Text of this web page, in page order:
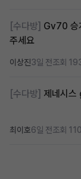
[수다방] Gv70 승
주세요
이상진3일 전조회
[수다방] 제네시
최이호6일 전조회 110